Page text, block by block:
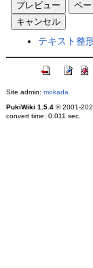
テキスト整
Site admin: mokada
PukiWiki 1.5.4© 2001-
convert time: 0.011 sec.